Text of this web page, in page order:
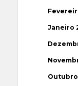
Janeiro
Outubro